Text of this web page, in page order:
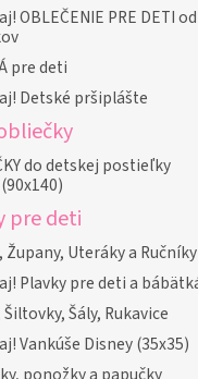
OBLEČENIE PRE DETI od
pre deti
Detské pršiplášte
do detskej postieľky
pre deti
Župany, Uteráky a Ručníky
Plavky pre deti a
Šály, Rukavice
Vankúše Disney (35x35)